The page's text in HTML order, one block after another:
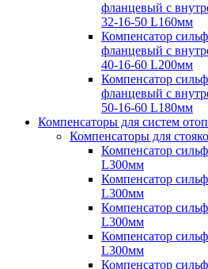
фланцевый с
32-16-50 L160мм
Компенсатор
фланцевый с
40-16-60 L200мм
Компенсатор
фланцевый с
50-16-60 L180мм
Компенсаторы для систем
Компенсаторы для
Компенсатор
L300мм
Компенсатор
L300мм
Компенсатор
L300мм
Компенсатор
L300мм
Компенсатор